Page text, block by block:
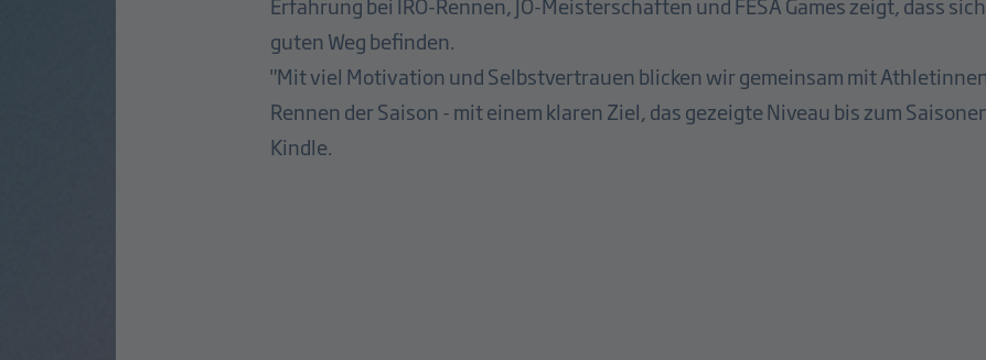
guten Weg befinden.
"Mit viel Motivation und Selbstvertrauen blicken wir gemeinsam mit
Rennen der Saison - mit einem klaren Ziel, das gezeigte Niveau bis zum
Kindle.